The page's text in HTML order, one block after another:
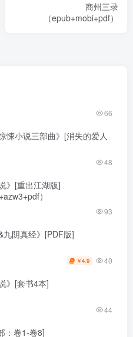
商州三录
（epub+mobi+pdf）
66
悚小说三部曲》[消失的爱人
48
》[重出江湖版]
）
93
九阴真经》[PDF版]
￥4.9 40
》[套书4本]
44
：卷1-卷8]